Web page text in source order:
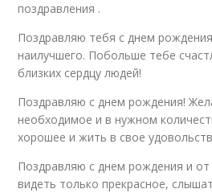
поздравления .
Поздравляю тебя с днем
наилучшего. Побольше тебе
близких сердцу людей!
Поздравляю с днем рождения!
необходимое и в нужном
хорошее и жить в свое
Поздравляю с днем рождения и
видеть только прекрасное,